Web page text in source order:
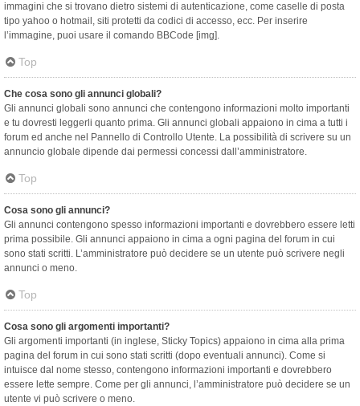
immagini che si trovano dietro sistemi di autenticazione, come caselle di posta
tipo yahoo o hotmail, siti protetti da codici di accesso, ecc. Per inserire
l’immagine, puoi usare il comando BBCode [img].
Top
Che cosa sono gli annunci globali?
Gli annunci globali sono annunci che contengono informazioni molto importanti
e tu dovresti leggerli quanto prima. Gli annunci globali appaiono in cima a tutti i
forum ed anche nel Pannello di Controllo Utente. La possibilità di scrivere su un
annuncio globale dipende dai permessi concessi dall’amministratore.
Top
Cosa sono gli annunci?
Gli annunci contengono spesso informazioni importanti e dovrebbero essere letti
prima possibile. Gli annunci appaiono in cima a ogni pagina del forum in cui
sono stati scritti. L’amministratore può decidere se un utente può scrivere negli
annunci o meno.
Top
Cosa sono gli argomenti importanti?
Gli argomenti importanti (in inglese, Sticky Topics) appaiono in cima alla prima
pagina del forum in cui sono stati scritti (dopo eventuali annunci). Come si
intuisce dal nome stesso, contengono informazioni importanti e dovrebbero
essere lette sempre. Come per gli annunci, l’amministratore può decidere se un
utente vi può scrivere o meno.